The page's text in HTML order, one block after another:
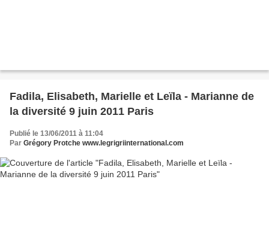
Fadila, Elisabeth, Marielle et Leïla - Marianne de
la diversité 9 juin 2011 Paris
Publié le 13/06/2011 à 11:04
Par Grégory Protche www.legrigriinternational.com